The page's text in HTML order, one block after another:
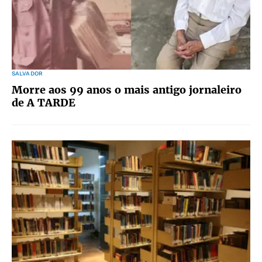
SALVADOR
Morre aos 99 anos o mais antigo jornaleiro
de A TARDE